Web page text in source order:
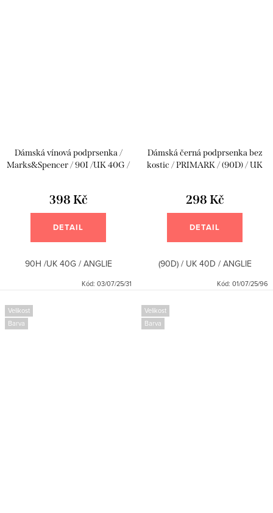
Dámská vínová podprsenka /
Marks&Spencer / 90I /UK 40G /
398 Kč
DETAIL
90H /UK 40G / ANGLIE
Kód: 03/07/25/31
Dámská černá podprsenka bez
kostic / PRIMARK / (90D) / UK
298 Kč
DETAIL
(90D) / UK 40D / ANGLIE
Kód: 01/07/25/96
Velikost
Barva
Velikost
Barva